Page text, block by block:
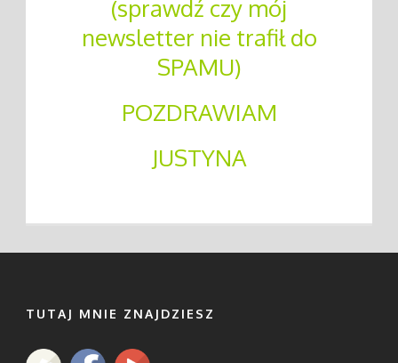
(sprawdź czy mój
newsletter nie trafił do
SPAMU)
POZDRAWIAM
JUSTYNA
TUTAJ MNIE ZNAJDZIESZ